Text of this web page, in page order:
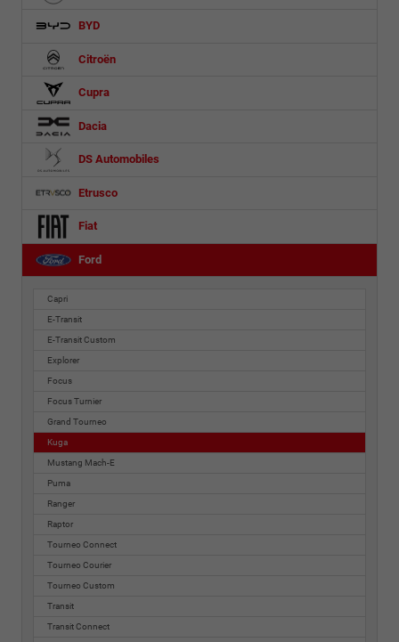
BYD
Citroën
Cupra
Dacia
DS Automobiles
Etrusco
Fiat
Ford
Capri
E-Transit
E-Transit Custom
Explorer
Focus
Focus Turnier
Grand Tourneo
Kuga
Mustang Mach-E
Puma
Ranger
Raptor
Tourneo Connect
Tourneo Courier
Tourneo Custom
Transit
Transit Connect